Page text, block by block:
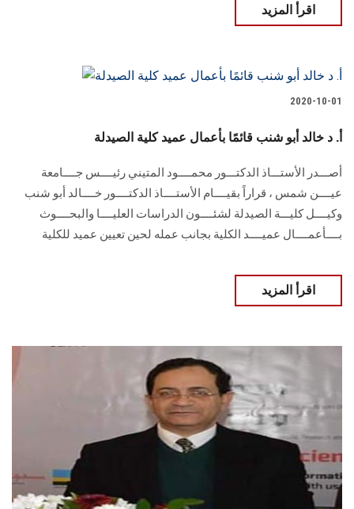
اقرأ المزيد
2020-10-01
أ. د خالد أبو شنب قائمًا بأعمال عميد كلية الصيدلة
أصـــدر الأستـــاذ الدكتـــور محمــــود المتيني رئيــــس جــــامعة
عيــــن شمس ، قراراً بقيــــام الأستــــاذ الدكتــــور خــــالد أبو شنب
وكيــــل كليـــة الصيدلة لشئــــون الدراسات العليــــا والبحــــوث
بــــأعمــــال عميــــد الكلية بجانب عمله لحين تعيين عميد للكلية
اقرأ المزيد